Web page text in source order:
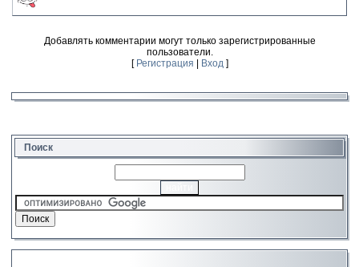
Добавлять комментарии могут только зарегистрированные
пользователи.
[ Регистрация Вход]
Поиск